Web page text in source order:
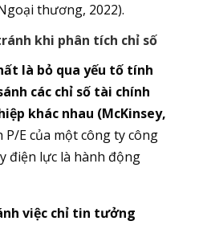
thương, 2022).
khi phân tích chỉ số
là bỏ qua yếu tố tính
các chỉ số tài chính
khác nhau (McKinsey,
P/E của một công ty công
điện lực là hành động
việc chỉ tin tưởng